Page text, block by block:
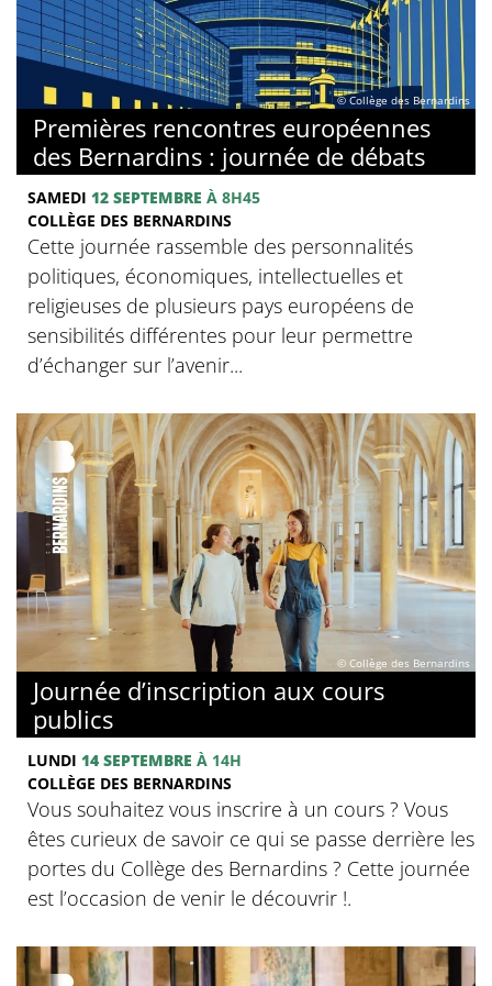
© Collège des Bernardins
Premières rencontres européennes
des Bernardins : journée de débats
SAMEDI 12 SEPTEMBRE À 8H45
COLLÈGE DES BERNARDINS
Cette journée rassemble des personnalités
politiques, économiques, intellectuelles et
religieuses de plusieurs pays européens de
sensibilités différentes pour leur permettre
d’échanger sur l’avenir...
© Collège des Bernardins
Journée d’inscription aux cours
publics
LUNDI 14 SEPTEMBRE À 14H
COLLÈGE DES BERNARDINS
Vous souhaitez vous inscrire à un cours ? Vous
êtes curieux de savoir ce qui se passe derrière les
portes du Collège des Bernardins ? Cette journée
est l’occasion de venir le découvrir !.